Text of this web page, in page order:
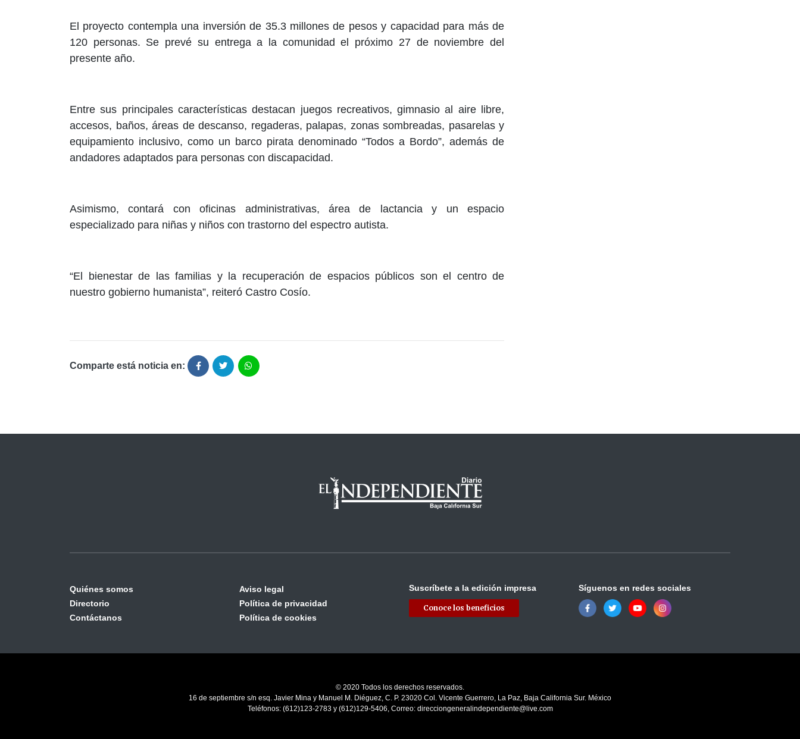
El proyecto contempla una inversión de 35.3 millones de pesos y capacidad para más de
120 personas. Se prevé su entrega a la comunidad el próximo 27 de noviembre del
presente año.
Entre sus principales características destacan juegos recreativos, gimnasio al aire libre,
accesos, baños, áreas de descanso, regaderas, palapas, zonas sombreadas, pasarelas y
equipamiento inclusivo, como un barco pirata denominado “Todos a Bordo”, además de
andadores adaptados para personas con discapacidad.
Asimismo, contará con oficinas administrativas, área de lactancia y un espacio
especializado para niñas y niños con trastorno del espectro autista.
“El bienestar de las familias y la recuperación de espacios públicos son el centro de
nuestro gobierno humanista”, reiteró Castro Cosío.
Comparte está noticia en:
Quiénes somos
Directorio
Contáctanos
Aviso legal
Política de privacidad
Política de cookies
Suscríbete a la edición impresa
Conoce los beneficios
Síguenos en redes sociales
© 2020 Todos los derechos reservados.
16 de septiembre s/n esq. Javier Mina y Manuel M. Diéguez, C. P. 23020 Col. Vicente Guerrero, La Paz, Baja California Sur. México
Teléfonos: (612)123-2783 y (612)129-5406, Correo: direcciongeneralindependiente@live.com